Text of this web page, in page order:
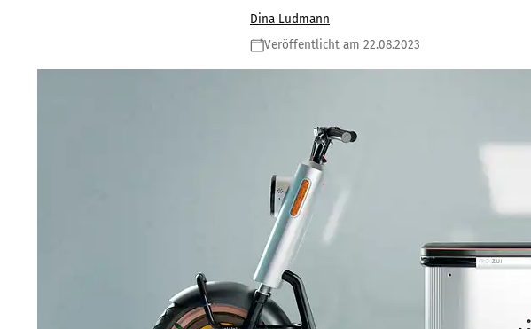
Dina Ludmann
Veröffentlicht am 22.08.2023